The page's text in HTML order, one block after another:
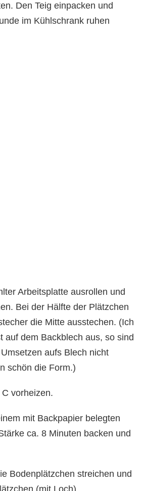
Den Teig einpacken und
im Kühlschrank ruhen
Arbeitsplatte ausrollen und
Bei der Hälfte der Plätzchen
die Mitte ausstechen. (Ich
auf dem Backblech aus, so sind
aufs Blech nicht
schön die Form.)
vorheizen.
mit Backpapier belegten
ca. 8 Minuten backen und
Bodenplätzchen streichen und